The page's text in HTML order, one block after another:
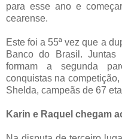
para esse ano e
cearense.
Este foi a 55ª vez que a
Banco do Brasil.
formam a segunda
conquistas na
Shelda, campeãs de 67
Karin e Raquel chegam